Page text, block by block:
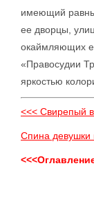
имеющий
ее дворцы,
окаймляющих
«Правосудии
яркостью
<<< Свирепый
Спина девушки